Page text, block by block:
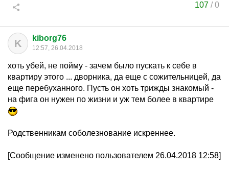
107/0
K kiborg76
12:57, 26.04.2018
хоть убей, не пойму - зачем было пускать к себе в
квартиру этого ... дворника, да еще с сожительницей, да
еще перебуханного. Пусть он хоть трижды знакомый -
на фига он нужен по жизни и уж тем более в квартире
Родственникам соболезнование искреннее.
[Сообщение изменено пользователем 26.04.2018 12:58]